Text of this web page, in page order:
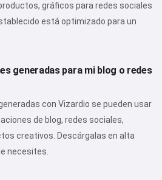
gráficos para redes sociales
está optimizado para un
generadas para mi blog o redes
con Vizardio se pueden usar
de blog, redes sociales,
creativos. Descárgalas en alta
necesites.